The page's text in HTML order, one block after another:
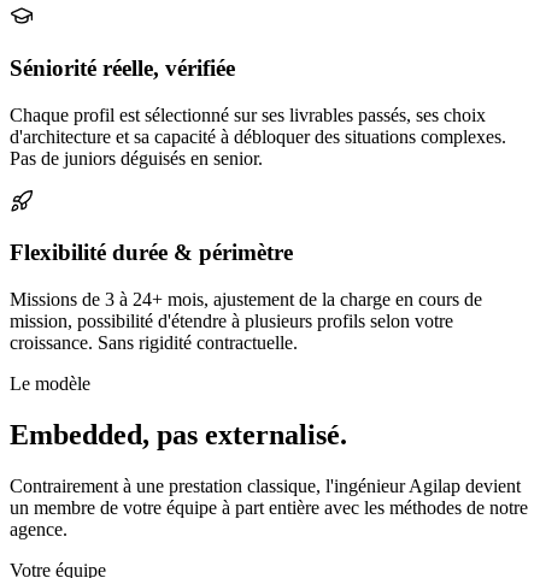
Séniorité réelle, vérifiée
Chaque profil est sélectionné sur ses livrables passés, ses choix
d'architecture et sa capacité à débloquer des situations complexes.
Pas de juniors déguisés en senior.
Flexibilité durée & périmètre
Missions de 3 à 24+ mois, ajustement de la charge en cours de
mission, possibilité d'étendre à plusieurs profils selon votre
croissance. Sans rigidité contractuelle.
Le modèle
Embedded, pas externalisé.
Contrairement à une prestation classique, l'ingénieur Agilap devient
un membre de votre équipe à part entière avec les méthodes de notre
agence.
Votre équipe